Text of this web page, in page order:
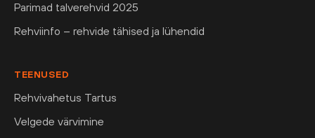
Parimad talverehvid 2025
Rehviinfo – rehvide tähised ja lühendid
TEENUSED
Rehvivahetus Tartus
Velgede värvimine